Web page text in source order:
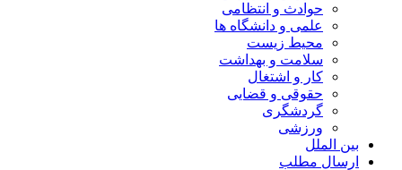
حوادث و انتظامی
علمی و دانشگاه ها
محیط زیست
سلامت و بهداشت
کار و اشتغال
حقوقی و قضایی
گردشگری
ورزشی
بین الملل
ارسال مطلب